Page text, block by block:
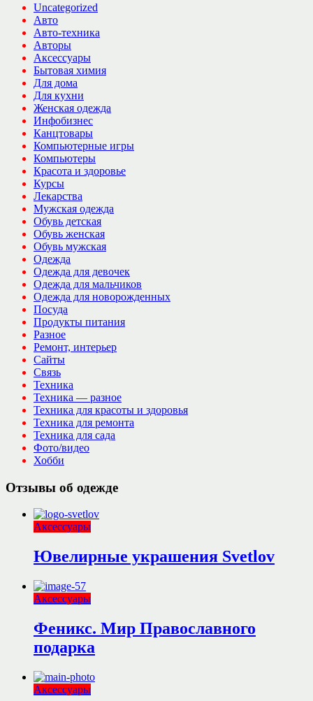
Uncategorized
Авто
Авто-техника
Авторы
Аксессуары
Бытовая химия
Для дома
Для кухни
Женская одежда
Инфобизнес
Канцтовары
Компьютерные игры
Компьютеры
Красота и здоровье
Курсы
Лекарства
Мужская одежда
Обувь детская
Обувь женская
Обувь мужская
Одежда
Одежда для девочек
Одежда для мальчиков
Одежда для новорожденных
Посуда
Продукты питания
Разное
Ремонт, интерьер
Сайты
Связь
Техника
Техника — разное
Техника для красоты и здоровья
Техника для ремонта
Техника для сада
Фото/видео
Хобби
Отзывы об одежде
Аксессуары
Ювелирные украшения Svetlov
Аксессуары
Феникс. Мир Православного
подарка
Аксессуары